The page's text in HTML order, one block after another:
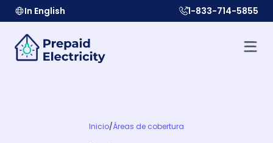
In English 1-833-714-5855
Inicio/Áreas de cobertura